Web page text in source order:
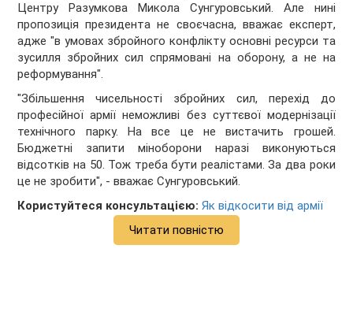
Центру Разумкова Микола Сунгуровський. Але нині
пропозиція президента не своєчасна, вважає експерт,
адже "в умовах збройного конфлікту основні ресурси та
зусилля збройних сил спрямовані на оборону, а не на
реформування".
"Збільшення чисельності збройних сил, перехід до
професійної армії неможливі без суттєвої модернізації
технічного парку. На все це не вистачить грошей.
Бюджетні запити міноборони наразі виконуються
відсотків на 50. Тож треба бути реалістами. За два роки
це не зробити", - вважає Сунгуровський.
Користуйтеся консультацією:Як відкосити від армії
Читати повністю